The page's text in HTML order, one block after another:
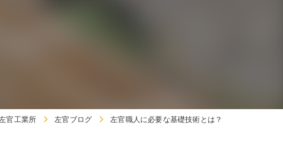
官工業所 左官ブログ 左官職人に必要な基礎技術とは？